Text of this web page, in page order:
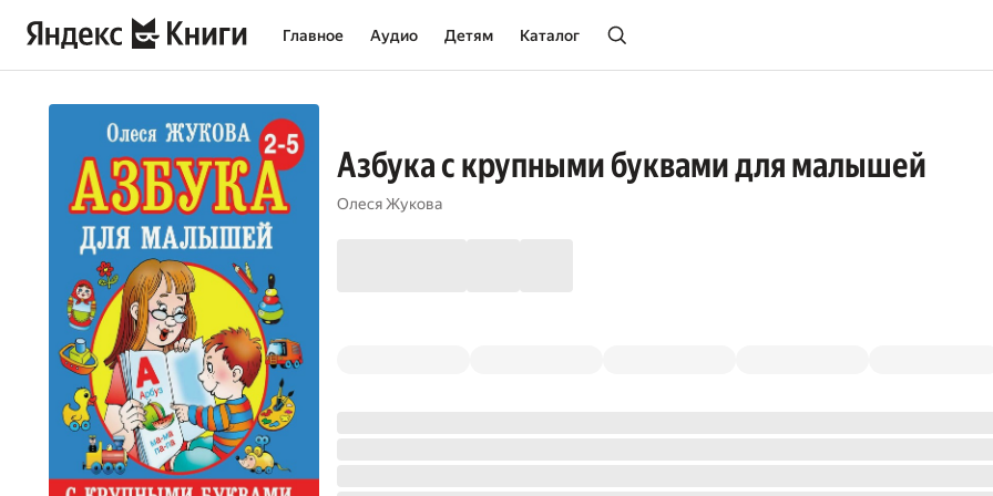
Главное Аудио Детям Каталог
Азбука с крупными буквами для малышей
Олеся Жукова